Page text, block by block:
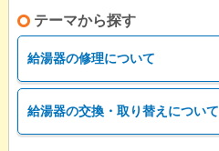
テーマから探す
給湯器の修理について
給湯器の交換・取り替えについて